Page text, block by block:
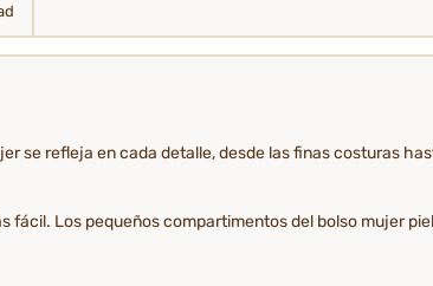
se refleja en cada detalle, desde las finas costuras
fácil. Los pequeños compartimentos del bolso mujer